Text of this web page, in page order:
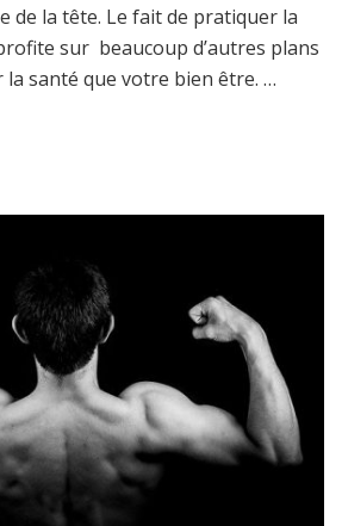
de la tête. Le fait de pratiquer la
sur beaucoup d’autres plans
la santé que votre bien être. …